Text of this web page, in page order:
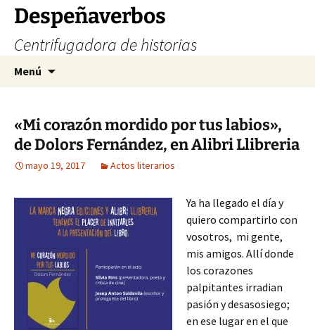
Saltar
contenido
Despeñaverbos
Centrifugadora de historias
Menú
«Mi corazón mordido por tus labios»,
de Dolors Fernández, en Alibri Llibreria
mayo 19, 2017 Actos literarios
Ya ha llegado el día y
quiero compartirlo con
vosotros, mi gente,
mis amigos. Allí donde
los corazones
palpitantes irradian
pasión y desasosiego;
en ese lugar en el que